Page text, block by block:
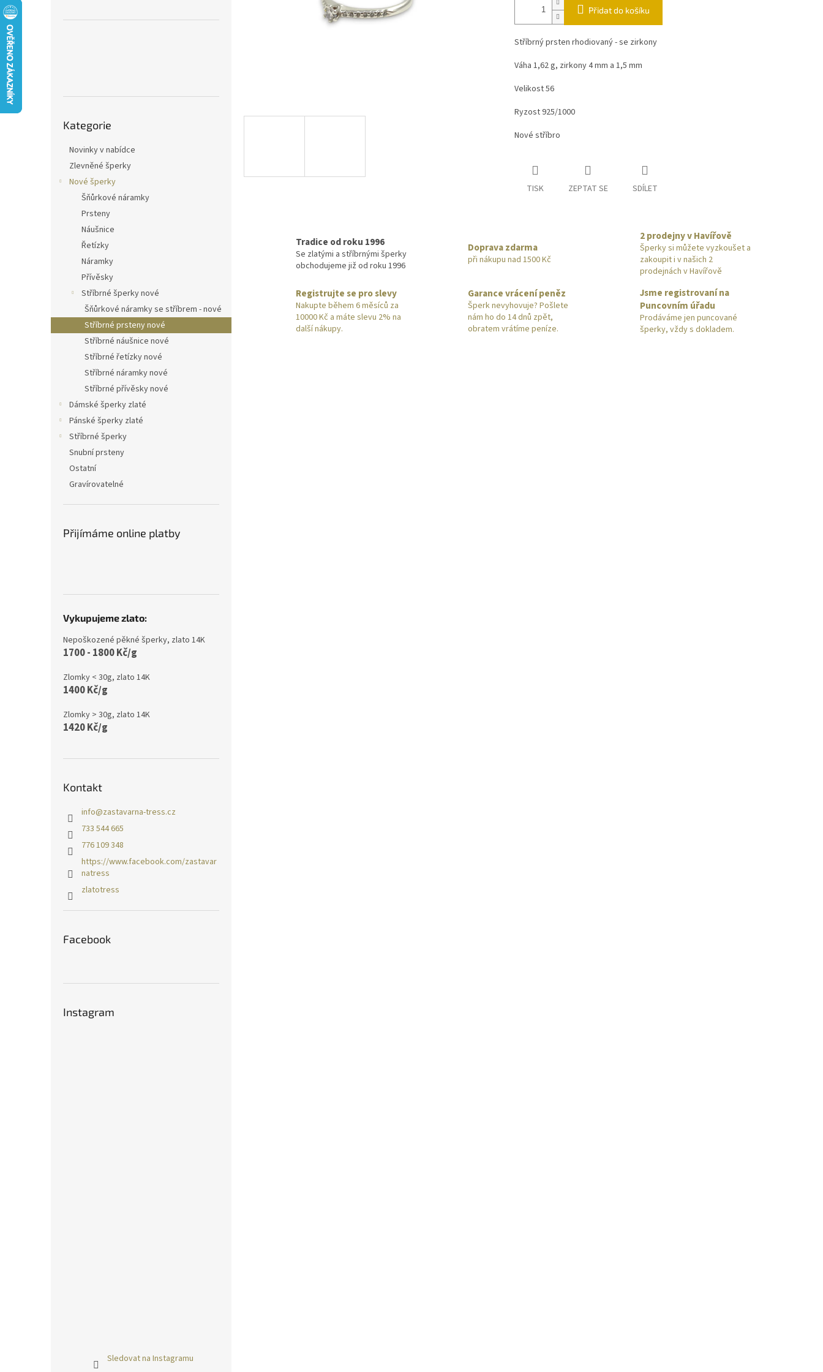
kategorie
Kategorie
Novinky v nabídce
Zlevněné šperky
Nové šperky
Šňůrkové náramky
Prsteny
Náušnice
Řetízky
Náramky
Přívěsky
Stříbrné šperky nové
Šňůrkové náramky se stříbrem - nové
Stříbrné prsteny nové
Stříbrné náušnice nové
Stříbrné řetízky nové
Stříbrné náramky nové
Stříbrné přívěsky nové
Dámské šperky zlaté
Pánské šperky zlaté
Stříbrné šperky
Snubní prsteny
Ostatní
Gravírovatelné
Přijímáme online platby
Vykupujeme zlato:
Nepoškozené pěkné šperky, zlato 14K
1700 - 1800 Kč/g
Zlomky < 30g, zlato 14K
1400 Kč/g
Zlomky > 30g, zlato 14K
1420 Kč/g
Kontakt
info@zastavarna-tress.cz
733 544 665
776 109 348
https://www.facebook.com/zastavar
natress
zlatotress
Facebook
Instagram
Sledovat na Instagramu
Přidat do košíku
Stříbrný prsten rhodiovaný - se zirkony
Váha 1,62 g, zirkony 4 mm a 1,5 mm
Velikost 56
Ryzost 925/1000
Nové stříbro
TISK ZEPTAT SE SDÍLET
Tradice od roku 1996
Se zlatými a stříbrnými šperky
obchodujeme již od roku 1996
Doprava zdarma
při nákupu nad 1500 Kč
2 prodejny v Havířově
Šperky si můžete vyzkoušet a
zakoupit i v našich 2
prodejnách v Havířově
Registrujte se pro slevy
Nakupte během 6 měsíců za
10000 Kč a máte slevu 2% na
další nákupy.
Garance vrácení peněz
Šperk nevyhovuje? Pošlete
nám ho do 14 dnů zpět,
obratem vrátíme peníze.
Jsme registrovaní na
Puncovním úřadu
Prodáváme jen puncované
šperky, vždy s dokladem.